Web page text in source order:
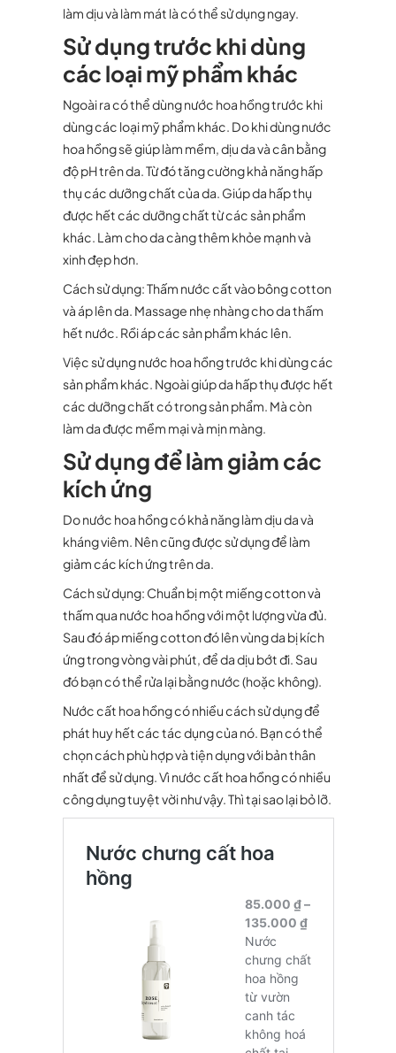
làm dịu và làm mát là có thể sử dụng ngay.
Sử dụng trước khi dùng
các loại mỹ phẩm khác
Ngoài ra có thể dùng nước hoa hồng trước khi
dùng các loại mỹ phẩm khác. Do khi dùng nước
hoa hồng sẽ giúp làm mềm, dịu da và cân bằng
độ pH trên da. Từ đó tăng cường khả năng hấp
thụ các dưỡng chất của da. Giúp da hấp thụ
được hết các dưỡng chất từ các sản phẩm
khác. Làm cho da càng thêm khỏe mạnh và
xinh đẹp hơn.
Cách sử dụng: Thấm nước cất vào bông cotton
và áp lên da. Massage nhẹ nhàng cho da thấm
hết nước. Rồi áp các sản phẩm khác lên.
Việc sử dụng nước hoa hồng trước khi dùng các
sản phẩm khác. Ngoài giúp da hấp thụ được hết
các dưỡng chất có trong sản phẩm. Mà còn
làm da được mềm mại và mịn màng.
Sử dụng để làm giảm các
kích ứng
Do nước hoa hồng có khả năng làm dịu da và
kháng viêm. Nên cũng được sử dụng để làm
giảm các kích ứng trên da.
Cách sử dụng: Chuẩn bị một miếng cotton và
thấm qua nước hoa hồng với một lượng vừa đủ.
Sau đó áp miếng cotton đó lên vùng da bị kích
ứng trong vòng vài phút, để da dịu bớt đi. Sau
đó bạn có thể rửa lại bằng nước (hoặc không).
Nước cất hoa hồng có nhiều cách sử dụng để
phát huy hết các tác dụng của nó. Bạn có thể
chọn cách phù hợp và tiện dụng với bản thân
nhất để sử dụng. Vì nước cất hoa hồng có nhiều
công dụng tuyệt vời như vậy. Thì tại sao lại bỏ lỡ.